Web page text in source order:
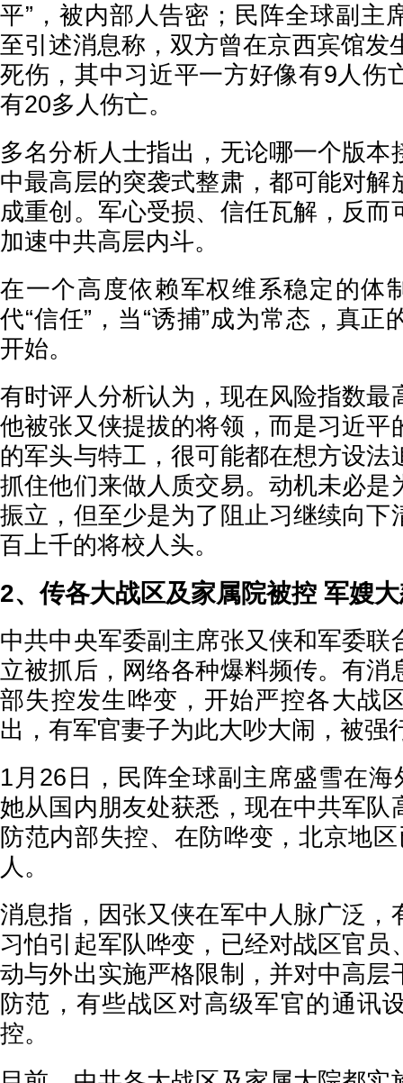
平”，被内部人告密；民阵全球副主
至引述消息称，双方曾在京西宾馆发
死伤，其中习近平一方好像有9人伤
有20多人伤亡。
多名分析人士指出，无论哪一个版本
中最高层的突袭式整肃，都可能对解
成重创。军心受损、信任瓦解，反而
加速中共高层内斗。
在一个高度依赖军权维系稳定的体
代“信任”，当“诱捕”成为常态，真正
开始。
有时评人分析认为，现在风险指数最
他被张又侠提拔的将领，而是习近平
的军头与特工，很可能都在想方设法
抓住他们来做人质交易。动机未必是
振立，但至少是为了阻止习继续向下
百上千的将校人头。
2、传各大战区及家属院被控 军嫂
中共中央军委副主席张又侠和军委联
立被抓后，网络各种爆料频传。有消
部失控发生哗变，开始严控各大战
出，有军官妻子为此大吵大闹，被强
1月26日，民阵全球副主席盛雪在
她从国内朋友处获悉，现在中共军队
防范内部失控、在防哗变，北京地
人。
消息指，因张又侠在军中人脉广泛，
习怕引起军队哗变，已经对战区官员
动与外出实施严格限制，并对中高层
防范，有些战区对高级军官的通讯
控。